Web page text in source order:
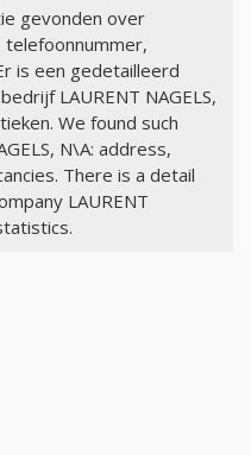
gevonden over
telefoonnummer,
is een gedetailleerd
LAURENT NAGELS,
We found such
N\A: address,
There is a detail
LAURENT